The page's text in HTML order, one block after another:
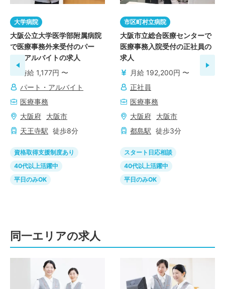
大学病院
大阪公立大学医学部附属病院
で医療事務外来受付のパー
ト・アルバイトの求人
時給 1,177円 〜
パート・アルバイト
医療事務
大阪府
大阪市
天王寺駅 徒歩8分
資格取得支援制度あり
40代以上活躍中
平日のみOK
市区町村立病院
大阪市立総合医療センターで
医療事務入院受付の正社員の
求人
月給 192,200円 〜
正社員
医療事務
大阪府
大阪市
都島駅 徒歩3分
スタート日応相談
40代以上活躍中
平日のみOK
同一エリアの求人